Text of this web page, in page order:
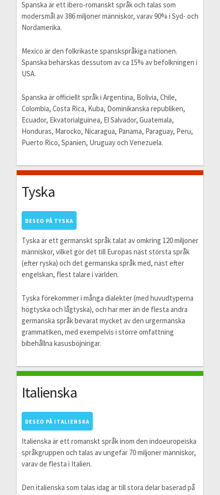
Spanska är ett ibero-romanskt språk och talas som
modersmål av 386 miljoner människor, varav 90% i Syd- och
Nordamerika.
Mexico är den folkrikaste spanskspråkiga nationen.
Spanska behärskas dessutom av ca 15% av befolkningen i
USA.
Spanska är officiellt språk i Argentina, Bolivia, Chile,
Colombia, Costa Rica, Kuba, Dominikanska republiken,
Ecuador, Ekvatorialguinea, El Salvador, Guatemala,
Honduras, Marocko, Nicaragua, Panama, Paraguay, Peru,
Puerto Rico, Spanien, Uruguay och Venezuela.
Tyska
DESEO PÅ TYSKA
Tyska är ett germanskt språk talat av omkring 120 miljoner
människor, vilket gör det till Europas näst största språk
(efter ryska) och det germanska språk med, näst efter
engelskan, flest talare i världen.
Tyska förekommer i många dialekter (med huvudtyperna
högtyska och lågtyska), och har mer än de flesta andra
germanska språk bevarat mycket av den urgermanska
grammatiken, med exempelvis i större omfattning
bibehållna kasusböjningar.
Italienska
DESEO PÅ ITALIENSKA
Italienska är ett romanskt språk inom den indoeuropeiska
språkgruppen och talas av ungefär 70 miljoner människor,
varav de flesta i Italien.
Den italienska som talas idag är till stora delar baserad på